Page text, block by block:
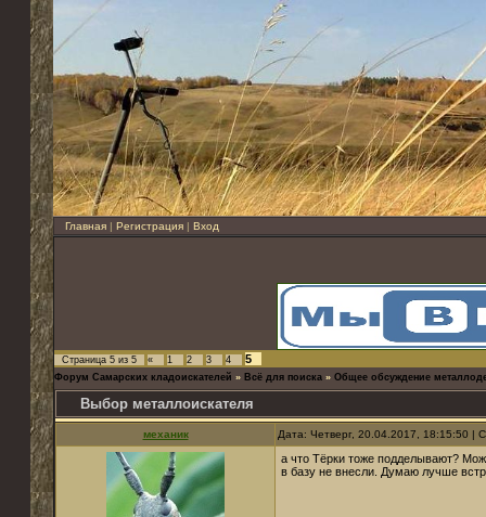
Главная | Регистрация | Вход
Страница 5 из 5 « 1 2 3 4 5
Форум Самарских кладоискателей » Всё для поиска » Общее обсуждение
Выбор металлоискателя
механик Дата: Четверг, 20.04.2017, 18:15:50 |
а что Тёрки тоже подделывают?
в базу не внесли. Думаю лучше